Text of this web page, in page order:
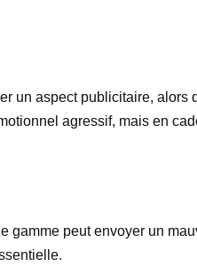
un aspect publicitaire, alors
agressif, mais en
gamme peut envoyer un